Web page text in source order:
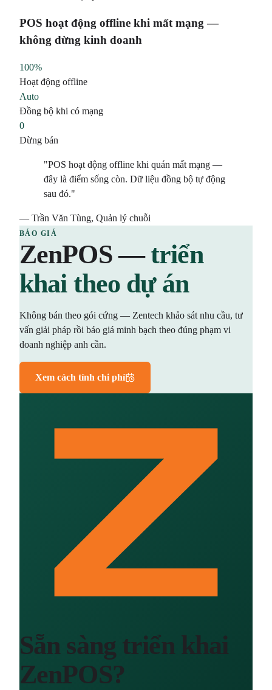
POS hoạt động offline khi mất mạng —
không dừng kinh doanh
100%
Hoạt động offline
Auto
Đồng bộ khi có mạng
0
Dừng bán
"POS hoạt động offline khi quán mất mạng —
đây là điểm sống còn. Dữ liệu đồng bộ tự động
sau đó."
— Trần Văn Tùng, Quản lý chuỗi
BÁO GIÁ
ZenPOS —triển
khai theo dự án
Không bán theo gói cứng — Zentech khảo sát nhu cầu, tư
vấn giải pháp rồi báo giá minh bạch theo đúng phạm vi
doanh nghiệp anh cần.
Xem cách tính chi phí
Sẵn sàng triển khai
ZenPOS?